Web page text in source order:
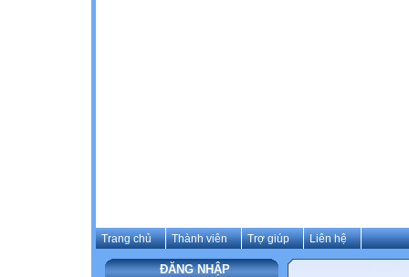
Trang chủ Thành viên Trợ giúp Liên hệ
ĐĂNG NHẬP